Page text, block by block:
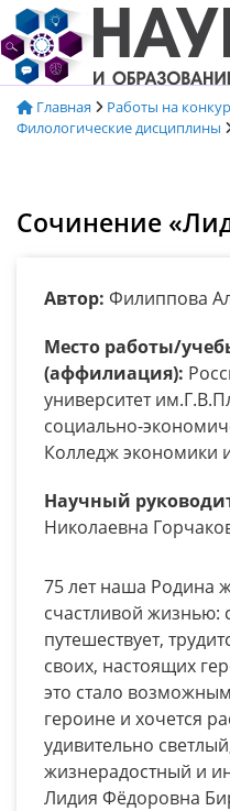
Перейти
к
содержимому
Главная Работы на
Филологические дисциплины
Сочинение
Автор: Филиппова
Место работы/
(аффилиация):
университет
социально-
Колледж экономики
Научный
Николаевна
75 лет наша Родина
счастливой жизнью:
путешествует,
своих, настоящих
это стало
героине и хочется
удивительно
жизнерадостный и
Лидия Фёдоровна